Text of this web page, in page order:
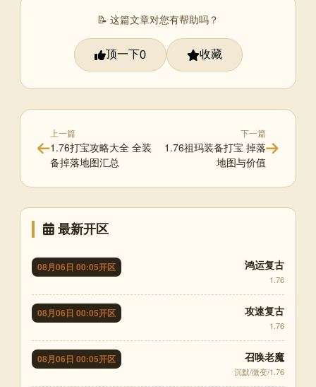
📝 这篇文章对您有帮助吗？
顶一下0 收藏
上一篇
1.76打宝攻略大全 全装
备掉落地图汇总
下一篇
1.76祖玛装备打宝 掉落
地图与价值
最新开区
08月06日 00:05开区 鸿运复古
1.76
08月06日 00:05开区 攻速复古
1.76
08月06日 00:05开区 召唤老魔
沉默/微变/1.76